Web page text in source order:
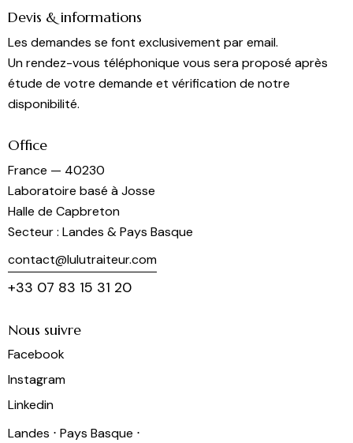
Devis & informations
Les demandes se font exclusivement par email.
Un rendez-vous téléphonique vous sera proposé après
étude de votre demande et vérification de notre
disponibilité.
Office
France — 40230
Laboratoire basé à Josse
Halle de Capbreton
Secteur : Landes & Pays Basque
contact@lulutraiteur.com
+33 07 83 15 31 20
Nous suivre
Facebook
Instagram
Linkedin
Landes ⋅ Pays Basque ⋅